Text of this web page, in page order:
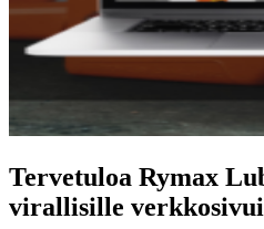
Tervetuloa Rymax
virallisille